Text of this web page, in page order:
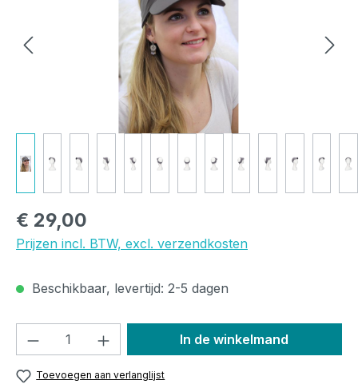
Normale prijs:
€ 29,00
Prijzen incl. BTW, excl. verzendkosten
Beschikbaar, levertijd: 2-5 dagen
Producthoeveelheid: Voer de
In de winkelmand
Toevoegen aan verlanglijst